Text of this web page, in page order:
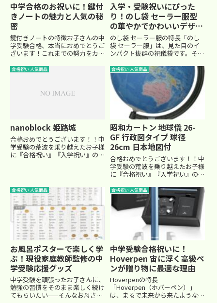
中学合格のお祝いに！鍵付
きノートの魅力と人気の秘
密
鍵付きノートの特徴お子さんの中
学受験合格、本当におめでとうご
ざいます！これまでの努力をカタ
や目標を書き留めるのにぴったり
が付いているので、大切なプラ
入学・受験祝いにぴった
り！のし袋 セーラー服型
の華やかでかわいいデザイ
ン袋
のし袋 セーラー服の特長「のし
袋 セーラー服」は、見た目のイ
ンパクト抜群の祝儀袋です。その
ー服の形をしたデザインにありま
す。中学受験を見事に乗り越えた
お子さんへ、お祝いの気持ちを一
層引き立てる演出にぴったり。
入...
合格祝い 人気商品
nanoblock 姫路城
合格おめでとうございます！！中
学受験の荒波を乗り越えたお子様
に『合格祝い』『入学祝い』のオ
合格祝い 人気商品
昭和カートン 地球儀 26-
GF 行政図タイプ 球径
26cm 日本地図付
合格おめでとうございます！！中
学受験の荒波を乗り越えたお子様
に『合格祝い』『入学祝い』のオ
す。
合格祝い 人気商品
お風呂ポスターで楽しく学
ぶ！現役家庭教師監修の中
学受験応援グッズ
中学受験を頑張ったお子さんに、
勉強の習慣をそのまま楽しく続け
てもらいたい——そんなお母さん
合格祝い 人気商品
中学受験合格祝いに！
Hoverpen 宙に浮く高級ペ
ンが贈り物に最適な理由
Hoverpenの特長
「Hoverpen（ホバーペン）」
は、まるで未来から来たような見